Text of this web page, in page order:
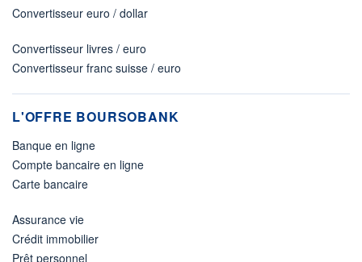
Convertisseur euro / dollar
Convertisseur livres / euro
Convertisseur franc suisse / euro
L'OFFRE BOURSOBANK
Banque en ligne
Compte bancaire en ligne
Carte bancaire
Assurance vie
Crédit immobilier
Prêt personnel